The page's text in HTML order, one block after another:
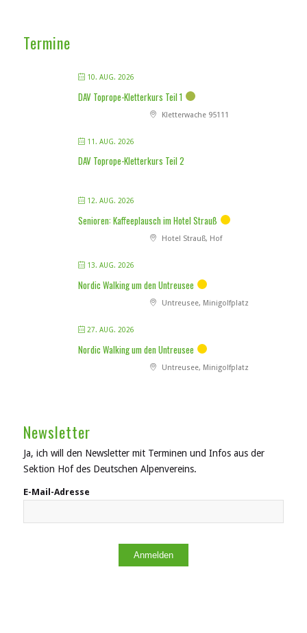
Termine
10. AUG. 2026
DAV Toprope-Kletterkurs Teil 1
Kletterwache 95111
11. AUG. 2026
DAV Toprope-Kletterkurs Teil 2
12. AUG. 2026
Senioren: Kaffeeplausch im Hotel Strauß
Hotel Strauß, Hof
13. AUG. 2026
Nordic Walking um den Untreusee
Untreusee, Minigolfplatz
27. AUG. 2026
Nordic Walking um den Untreusee
Untreusee, Minigolfplatz
Newsletter
Ja, ich will den Newsletter mit Terminen und Infos aus der
Sektion Hof des Deutschen Alpenvereins.
E-Mail-Adresse
Anmelden